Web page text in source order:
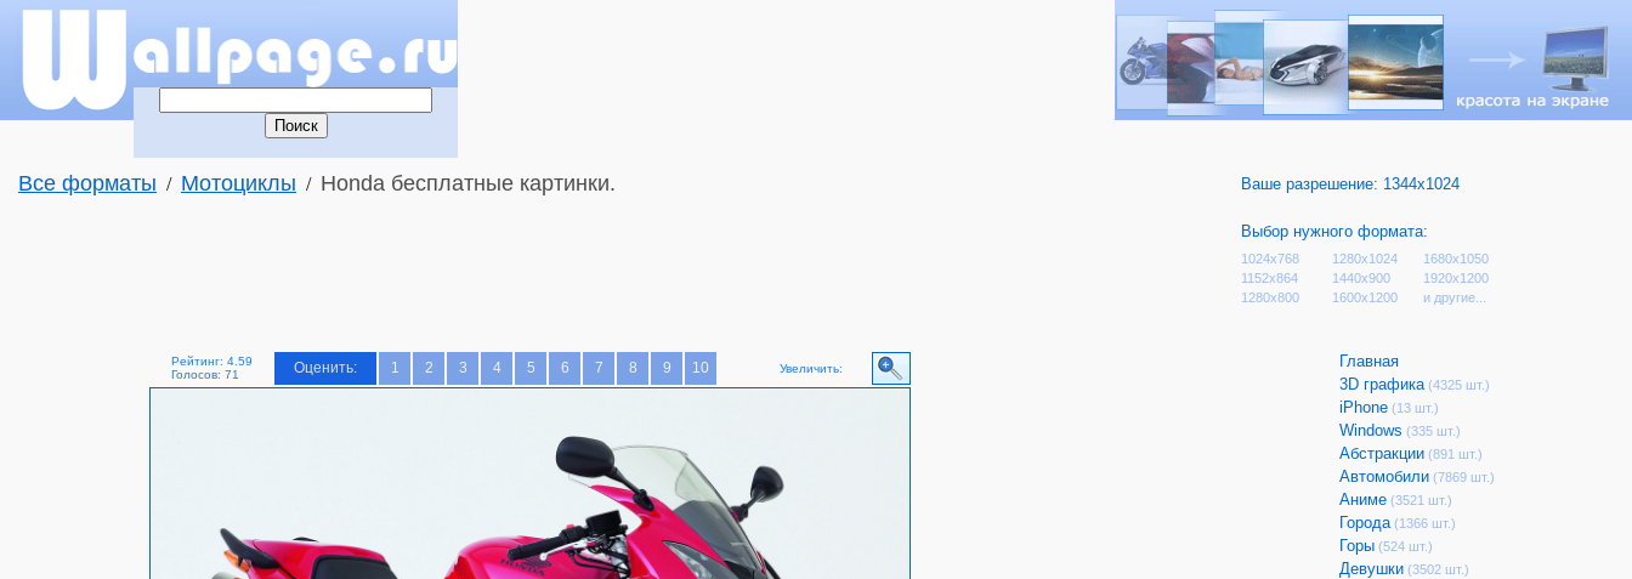
Все форматы / Мотоциклы / Honda бесплатные картинки. Ваше разрешение: 1344x1024
Выбор нужного формата:
1024x768 1280x1024
1680x1050
1152x864
1440x900
1920x1200
1280x800
1600x1200 и другие...
Рейтинг: 4.59
Голосов: 71
Оценить: 1 2 3 4 5 6 7 8 9 10 Увеличить:
Главная
3D графика (4325 шт.)
iPhone (13 шт.)
Windows (335 шт.)
Абстракции (891 шт.)
Автомобили (7869 шт.)
Аниме (3521 шт.)
Города (1366 шт.)
Горы (524 шт.)
Девушки (3502 шт.)